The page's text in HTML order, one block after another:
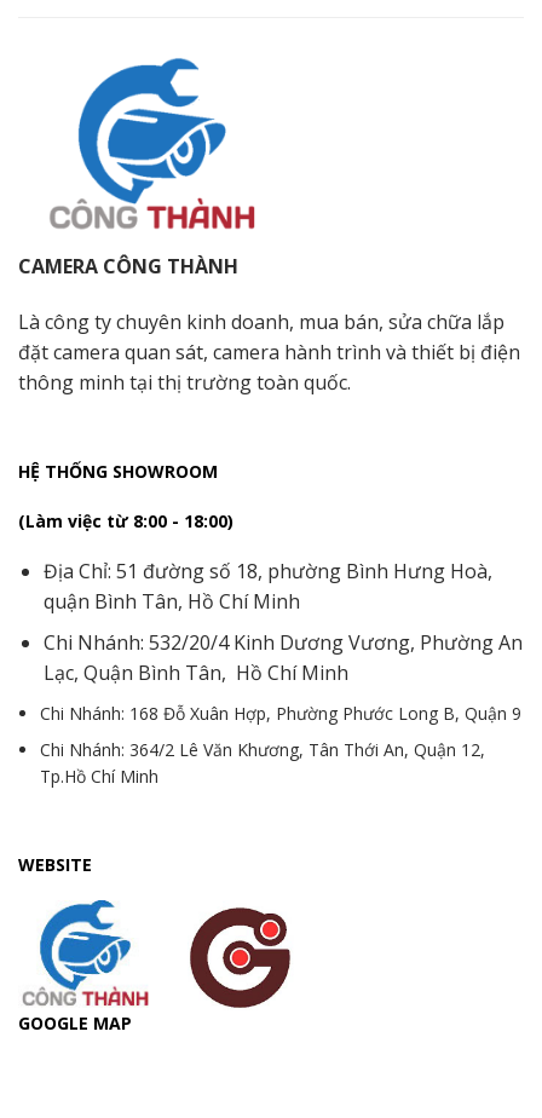
CAMERA CÔNG THÀNH
Là công ty chuyên kinh doanh, mua bán, sửa chữa lắp
đặt camera quan sát, camera hành trình và thiết bị điện
thông minh tại thị trường toàn quốc.
HỆ THỐNG SHOWROOM
(Làm việc từ 8:00 - 18:00)
Địa Chỉ: 51 đường số 18, phường Bình Hưng Hoà,
quận Bình Tân, Hồ Chí Minh
Chi Nhánh: 532/20/4 Kinh Dương Vương, Phường An
Lạc, Quận Bình Tân, Hồ Chí Minh
Chi Nhánh: 168 Đỗ Xuân Hợp, Phường Phước Long B, Quận 9
Chi Nhánh: 364/2 Lê Văn Khương, Tân Thới An, Quận 12,
Tp.Hồ Chí Minh
WEBSITE
GOOGLE MAP